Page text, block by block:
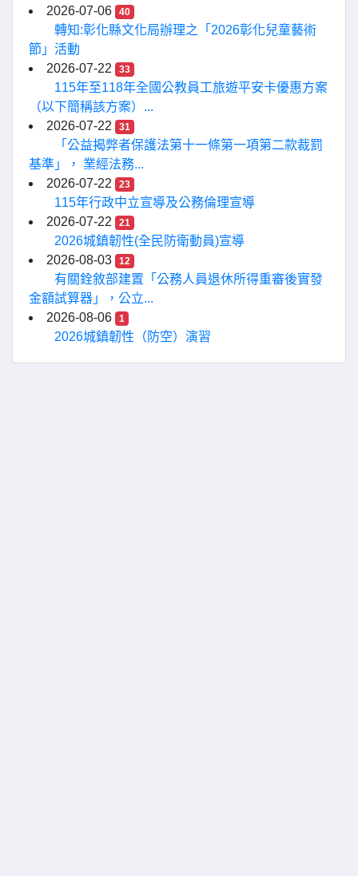
2026-07-06 40
轉知:彰化縣文化局辦理之「2026彰化兒童藝術
節」活動
2026-07-22
33
115年至118年全國公教員工旅遊平安卡優惠方案
（以下簡稱該方案）...
2026-07-22
31
「公益揭弊者保護法第十一條第一項第二款裁罰
基準」， 業經法務...
2026-07-22
23
115年行政中立宣導及公務倫理宣導
2026-07-22
21
2026城鎮韌性(全民防衛動員)宣導
2026-08-03
12
有關銓敘部建置「公務人員退休所得重審後實發
金額試算器」，公立...
2026-08-06
1
2026城鎮韌性（防空）演習